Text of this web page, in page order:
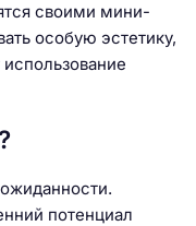
своими мини-
особую эстетику,
потенциал